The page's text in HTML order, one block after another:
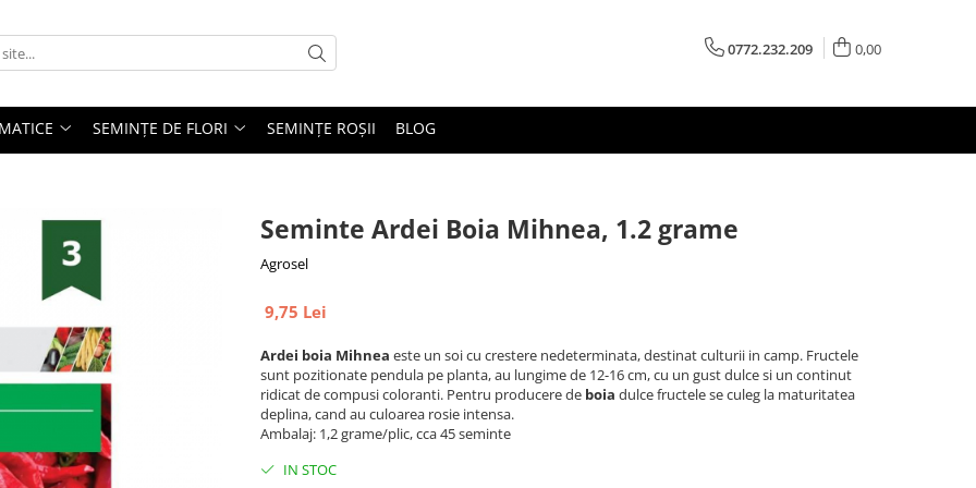
0772.232.209 0,00
SEMINȚE DE FLORI SEMINȚE ROȘII BLOG
Seminte Ardei Boia Mihnea, 1.2 grame
Agrosel
9,75 Lei
Ardei boia Mihnea este un soi cu crestere nedeterminata, destinat culturii in camp. Fructele
sunt pozitionate pendula pe planta, au lungime de 12-16 cm, cu un gust dulce si un continut
ridicat de compusi coloranti. Pentru producere de boia dulce fructele se culeg la maturitatea
deplina, cand au culoarea rosie intensa.
Ambalaj: 1,2 grame/plic, cca 45 seminte
IN STOC